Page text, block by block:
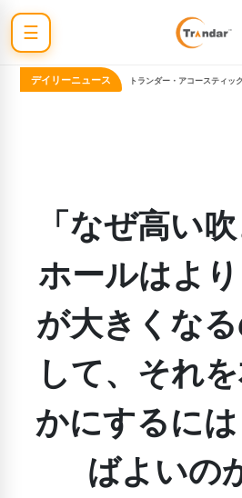
☰
デイリーニューストランダー・アコースティックス x ハ
「なぜ高い
ホールはより
が大きくな
して、それ
かにするに
ばよいの